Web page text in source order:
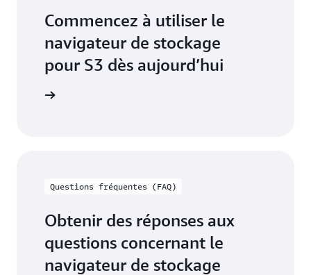
Commencez à utiliser le
navigateur de stockage
pour S3 dès aujourd’hui
Questions fréquentes (FAQ)
Obtenir des réponses aux
questions concernant le
navigateur de stockage